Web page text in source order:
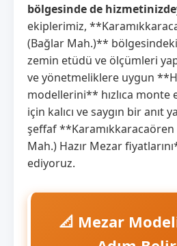
bölgesinde de
ekiplerimiz,
(Bağlar Mah.)**
zemin etüdü ve ölçümleri
ve yönetmeliklere uygun
modellerini** hızlıca monte
için kalıcı ve saygın bir anıt
şeffaf **Karamıkkaracaören
Mah.) Hazır Mezar
ediyoruz.
📐 Mezar